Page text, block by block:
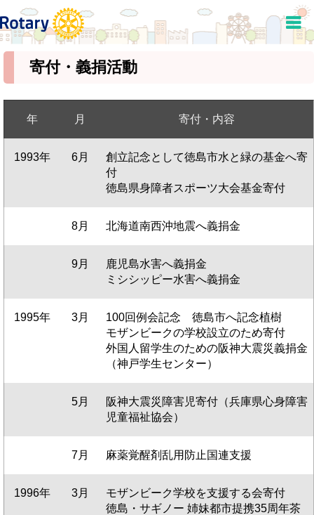
寄付・義捐活動
年 月 寄付・内容
1993年 6月
創立記念として徳島市水と緑の基金へ寄
付
徳島県身障者スポーツ大会基金寄付
8月 北海道南西沖地震へ義捐金
9月
鹿児島水害へ義捐金
ミシシッピー水害へ義捐金
1995年 3月
100回例会記念 徳島市へ記念植樹
モザンビークの学校設立のため寄付
外国人留学生のための阪神大震災義捐金
（神戸学生センター）
5月
阪神大震災障害児寄付（兵庫県心身障害
児童福祉協会）
7月 麻薬覚醒剤乱用防止国連支援
1996年 3月
モザンビーク学校を支援する会寄付
徳島・サギノー 姉妹都市提携35周年茶